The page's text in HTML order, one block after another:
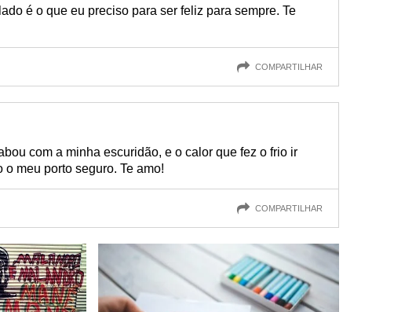
é o que eu preciso para ser feliz para sempre. Te
COMPARTILHAR
com a minha escuridão, e o calor que fez o frio ir
meu porto seguro. Te amo!
COMPARTILHAR